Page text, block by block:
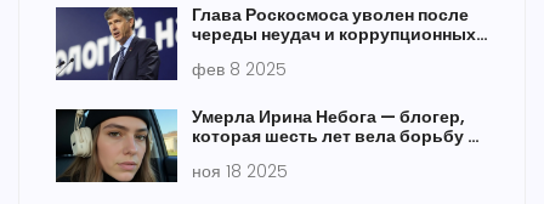
Глава Роскосмоса уволен после
череды неудач и коррупционных
фев 8 2025
Умерла Ирина Небога — блогер,
которая шесть лет вела борьбу с
ноя 18 2025